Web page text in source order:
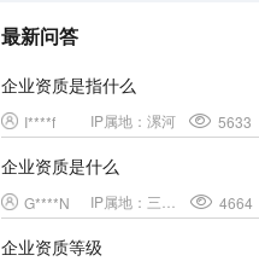
最新问答
企业资质是指什么
I****f IP属地： 漯河 5633
企业资质是什么
G****N IP属地： 4664
企业资质等级